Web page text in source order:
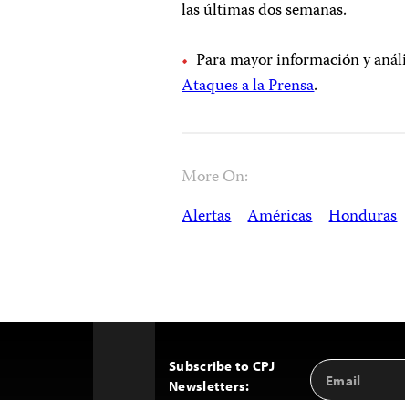
las últimas dos semanas.
Para mayor información y
Ataques a la Prensa.
More On:
Alertas Américas Honduras
Subscribe to CPJ
Newsletters:
Email
Address